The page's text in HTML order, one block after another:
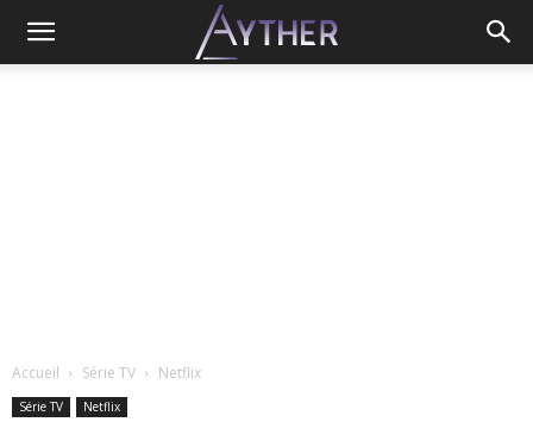
Accueil Série TV Netflix
Série TV Netflix